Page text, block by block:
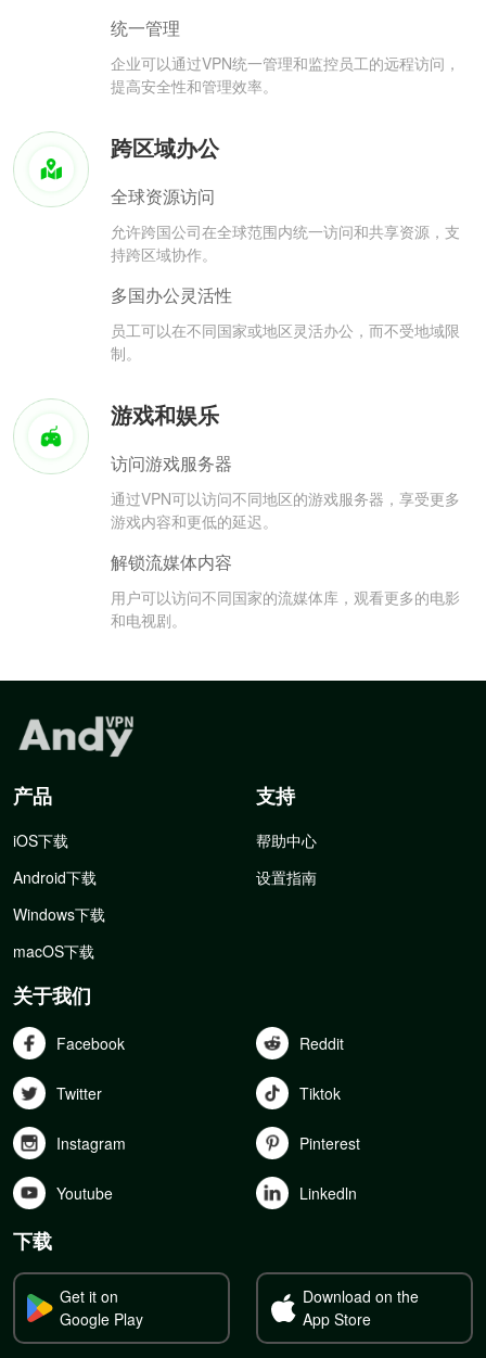
统一管理
企业可以通过VPN统一管理和监控员工的远程访问，
提高安全性和管理效率。
跨区域办公
全球资源访问
允许跨国公司在全球范围内统一访问和共享资源，支
持跨区域协作。
多国办公灵活性
员工可以在不同国家或地区灵活办公，而不受地域限
制。
游戏和娱乐
访问游戏服务器
通过VPN可以访问不同地区的游戏服务器，享受更多
游戏内容和更低的延迟。
解锁流媒体内容
用户可以访问不同国家的流媒体库，观看更多的电影
和电视剧。
产品
iOS下载
Android下载
Windows下载
macOS下载
支持
帮助中心
设置指南
关于我们
Facebook Reddit
Twitter Tiktok
Instagram Pinterest
Youtube Linkedln
下载
Get it on
Google Play
Download on the
App Store